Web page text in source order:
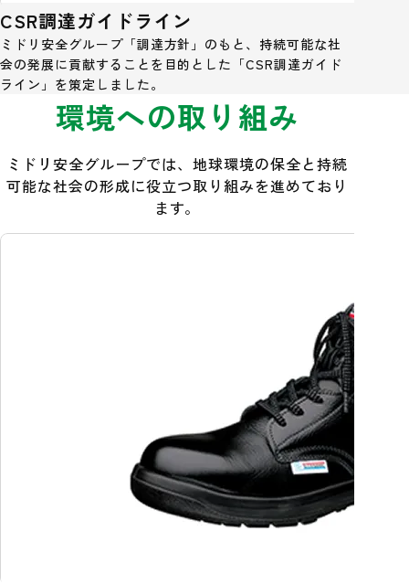
CSR調達ガイドライン
ミドリ安全グループ「調達方針」のもと、持続可能な社
会の発展に貢献することを目的とした「CSR調達ガイド
ライン」を策定しました。
環境への取り組み
ミドリ安全グループでは、地球環境の保全と持続
可能な社会の形成に役立つ取り組みを進めており
ます。